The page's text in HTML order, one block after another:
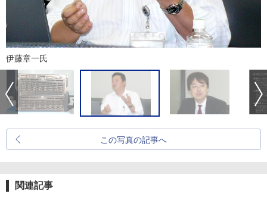
伊藤章一氏
この写真の記事へ
関連記事